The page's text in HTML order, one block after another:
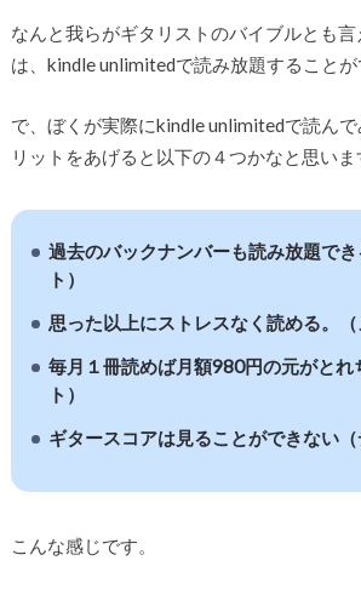
なんと我らがギタリストのバイブルとも
は、kindle unlimitedで読み放題することが
で、ぼくが実際にkindle unlimitedで読ん
リットをあげると以下の４つかなと思いま
過去のバックナンバーも読み放題で
ト）
思った以上にストレスなく読める。（
毎月１冊読めば月額980円の元がとれ
ト）
ギタースコアは見ることができない（
こんな感じです。